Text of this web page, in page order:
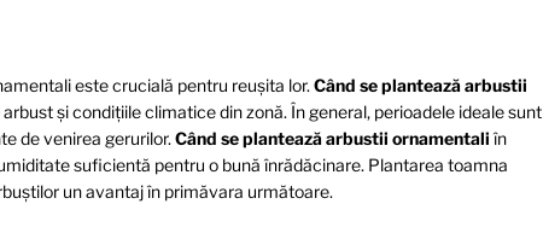
este crucială pentru reușita lor. Când se plantează arbustii
și condițiile climatice din zonă. În general, perioadele ideale sunt
de venirea gerurilor. Când se plantează arbustii ornamentali în
suficientă pentru o bună înrădăcinare. Plantarea toamna
un avantaj în primăvara următoare.